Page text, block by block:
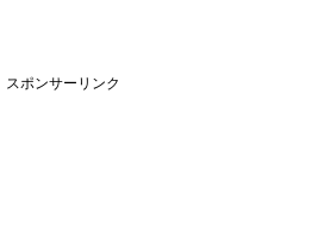
スポンサーリンク